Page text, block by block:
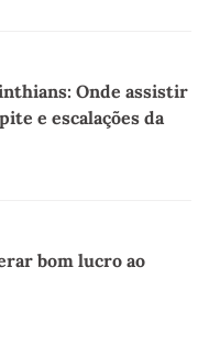
Onde assistir
e escalações da
bom lucro ao